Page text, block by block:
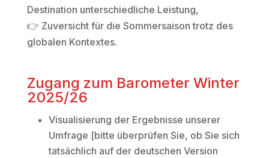
Destination unterschiedliche Leistung,
👉 Zuversicht für die Sommersaison trotz des
globalen Kontextes.
Zugang zum Barometer Winter
2025/26
Visualisierung der Ergebnisse unserer
Umfrage [bitte überprüfen Sie, ob Sie sich
tatsächlich auf der deutschen Version